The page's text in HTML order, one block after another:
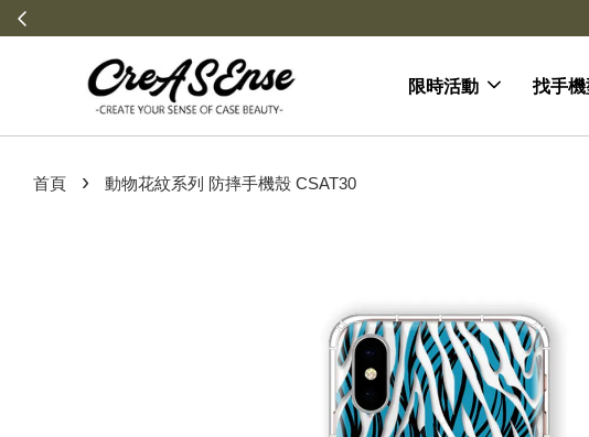
限時活動 找手
首頁 › 動物花紋系列 防摔手機殼 CSAT30